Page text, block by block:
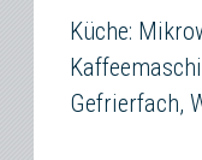
Küche:
Gefrierfach,